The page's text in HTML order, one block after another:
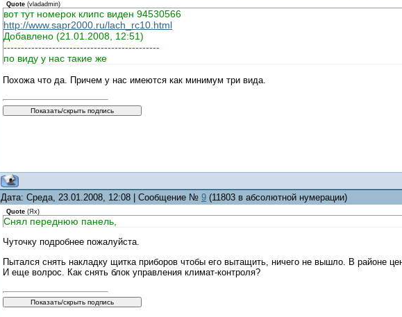
Quote (vladadmin)
вот тут номерок клипс виден 94530566
http://www.sapr2000.ru/lach_rc10.html
Добавлено (21.01.2008, 12:51)
---------------------------------------------
по виду у нас такие же
Похожа что да. Причем у нас имеются как минимум три вида.
Дата: Среда, 23.01.2008, 12:08 | Сообщение № 9 (11803 в абсолютной нумерации)
Quote (Ях)
Снял переднюю панель,
Чуточку подробнее пожалуйста.
Пытался снять накладку щитка приборов чтобы его вытащить, ничего не вышло. В районе
И еще волрос. Как снять блок управления климат-контроля?